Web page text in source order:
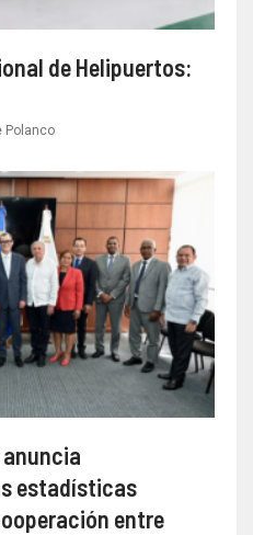
de Helipuertos:
Polanco
estadísticas
entre